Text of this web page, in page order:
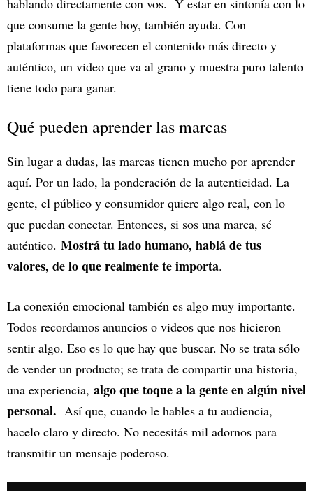
que consume la gente hoy, también ayuda. Con
plataformas que favorecen el contenido más directo y
auténtico, un video que va al grano y muestra puro talento
tiene todo para ganar.
Qué pueden aprender las marcas
Sin lugar a dudas, las marcas tienen mucho por aprender
aquí. Por un lado, la ponderación de la autenticidad. La
gente, el público y consumidor quiere algo real, con lo
que puedan conectar. Entonces, si sos una marca, sé
auténtico. Mostrá tu lado humano, hablá de tus
valores, de lo que realmente te importa.
La conexión emocional también es algo muy importante.
Todos recordamos anuncios o videos que nos hicieron
sentir algo. Eso es lo que hay que buscar. No se trata sólo
de vender un producto; se trata de compartir una historia,
una experiencia, algo que toque a la gente en algún nivel
personal. Así que, cuando le hables a tu audiencia,
hacelo claro y directo. No necesitás mil adornos para
transmitir un mensaje poderoso.